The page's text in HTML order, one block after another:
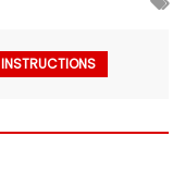
INSTRUCTIONS